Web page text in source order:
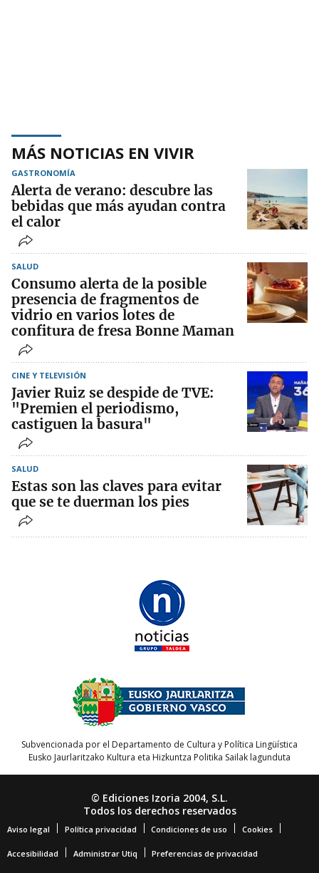
MÁS NOTICIAS EN VIVIR
GASTRONOMÍA
Alerta de verano: descubre las
bebidas que más ayudan contra
el calor
SALUD
Consumo alerta de la posible
presencia de fragmentos de
vidrio en varios lotes de
confitura de fresa Bonne Maman
CINE Y TELEVISIÓN
Javier Ruiz se despide de TVE:
"Premien el periodismo,
castiguen la basura"
SALUD
Estas son las claves para evitar
que se te duerman los pies
Subvencionada por el Departamento de Cultura y Política Lingüística
Eusko Jaurlaritzako Kultura eta Hizkuntza Politika Sailak lagunduta
© Ediciones Izoria 2004, S.L.
Todos los derechos reservados
Aviso legal Política privacidad Condiciones de uso Cookies
Accesibilidad Administrar Utiq Preferencias de privacidad